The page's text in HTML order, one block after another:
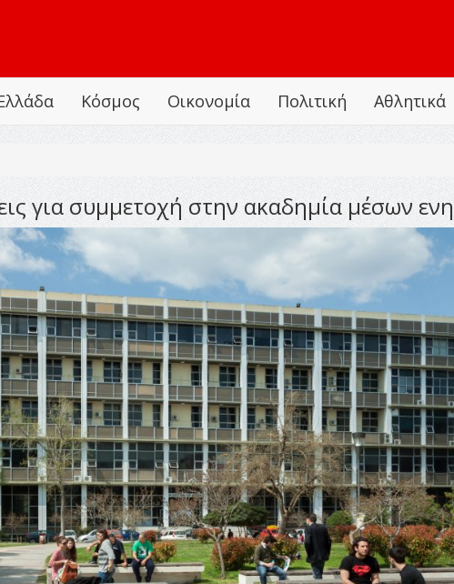
Κόσμος Οικονομία Πολιτική Αθλητικά
για συμμετοχή στην ακαδημία μέσων